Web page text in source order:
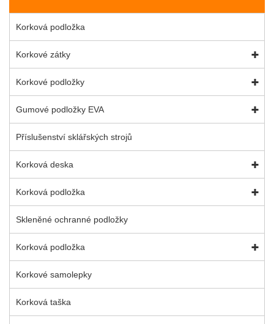
Korková podložka
Korkové zátky
Korkové podložky
Gumové podložky EVA
Příslušenství sklářských strojů
Korková deska
Korková podložka
Skleněné ochranné podložky
Korková podložka
Korkové samolepky
Korková taška